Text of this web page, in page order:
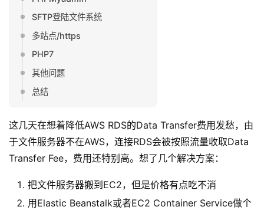
SFTP登陆文件系统
多站点/https
PHP7
其他问题
总结
这几天在想着降低AWS RDS的Data Transfer费用发愁，由
于文件服务器不在AWS，连接RDS会被按照流量收取Data
Transfer Fee，费用还特别高。想了几个解决方案：
把文件服务器搬到EC2，但是价格有点吃不消
用Elastic Beanstalk或者EC2 Container Service做个